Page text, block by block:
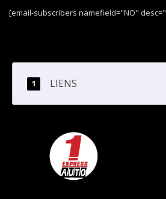
[email-subscribers namefield="NO"
LIENS